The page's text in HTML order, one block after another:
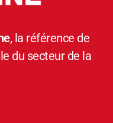
, la référence de
du secteur de la